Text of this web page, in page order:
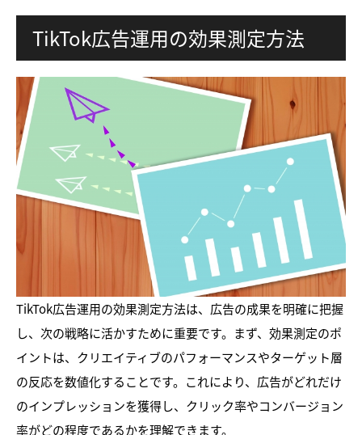
TikTok広告運用の効果測定方法
TikTok広告運用の効果測定方法は、広告の成果を明確に把握
し、次の戦略に活かすために重要です。まず、効果測定のポ
イントは、クリエイティブのパフォーマンスやターゲット層
の反応を数値化することです。これにより、広告がどれだけ
のインプレッションを獲得し、クリック率やコンバージョン
率がどの程度であるかを理解できます。